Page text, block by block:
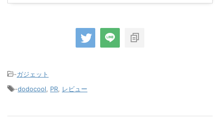
-ガジェット
-dodocool PR レビュー